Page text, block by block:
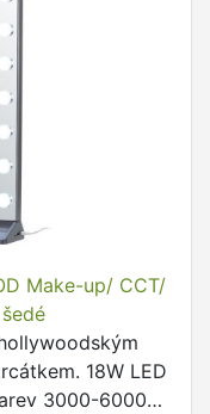
Make-up/ CCT/
18W LED
3000-6000K,